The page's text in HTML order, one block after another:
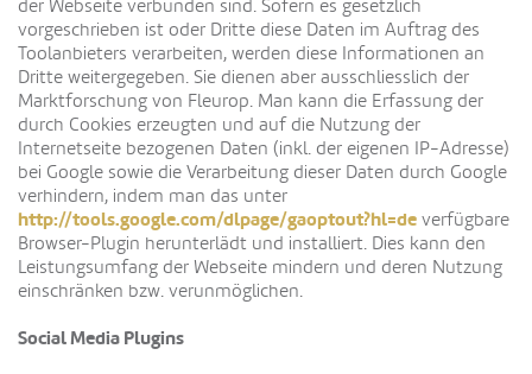
der Webseite verbunden sind. Sofern es gesetzlich
vorgeschrieben ist oder Dritte diese Daten im Auftrag des
Toolanbieters verarbeiten, werden diese Informationen an
Dritte weitergegeben. Sie dienen aber ausschliesslich der
Marktforschung von Fleurop. Man kann die Erfassung der
durch Cookies erzeugten und auf die Nutzung der
Internetseite bezogenen Daten (inkl. der eigenen IP-Adresse)
bei Google sowie die Verarbeitung dieser Daten durch Google
verhindern, indem man das unter
http://tools.google.com/dlpage/gaoptout?hl=de verfügbare
Browser-Plugin herunterlädt und installiert. Dies kann den
Leistungsumfang der Webseite mindern und deren Nutzung
einschränken bzw. verunmöglichen.
Social Media Plugins